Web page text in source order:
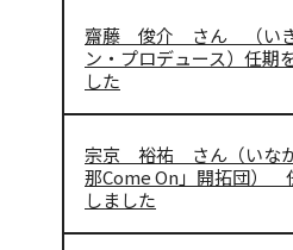
齋藤 俊介 さん （いき
ン・プロデュース）任期
した
宗京 裕祐 さん（いな
那Come On」開拓団）
しました